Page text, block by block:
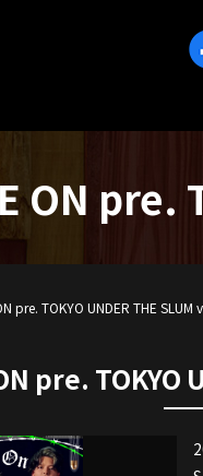
ON pre.
pre. TOKYO UNDER THE SLUM
pre. TOKYO